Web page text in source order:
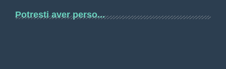
Potresti aver perso...